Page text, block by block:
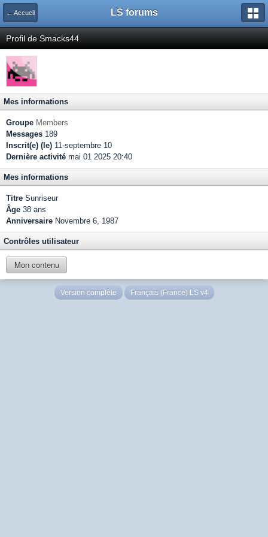
← Accueil LS forums
Profil de Smacks44
Mes informations
Groupe Members
Messages 189
Inscrit(e) (le) 11-septembre 10
Dernière activité mai 01 2025 20:40
Mes informations
Titre Sunriseur
Âge 38 ans
Anniversaire Novembre 6, 1987
Contrôles utilisateur
Mon contenu
Version complète Français (France) LS v4